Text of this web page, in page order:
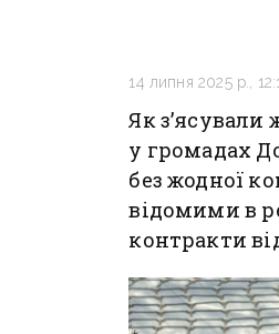
14 липня 2025 р.,
Як з’ясували
у громадах
без жодної
відомими в
контракти